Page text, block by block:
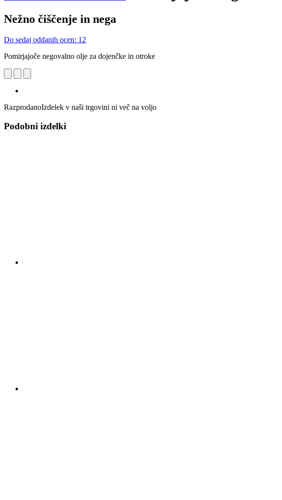
Nežno čiščenje in nega
Do sedaj oddanih ocen: 12
Pomirjajoče negovalno olje za dojenčke in otroke
RazprodanoIzdelek v naši trgovini ni več na voljo
Podobni izdelki